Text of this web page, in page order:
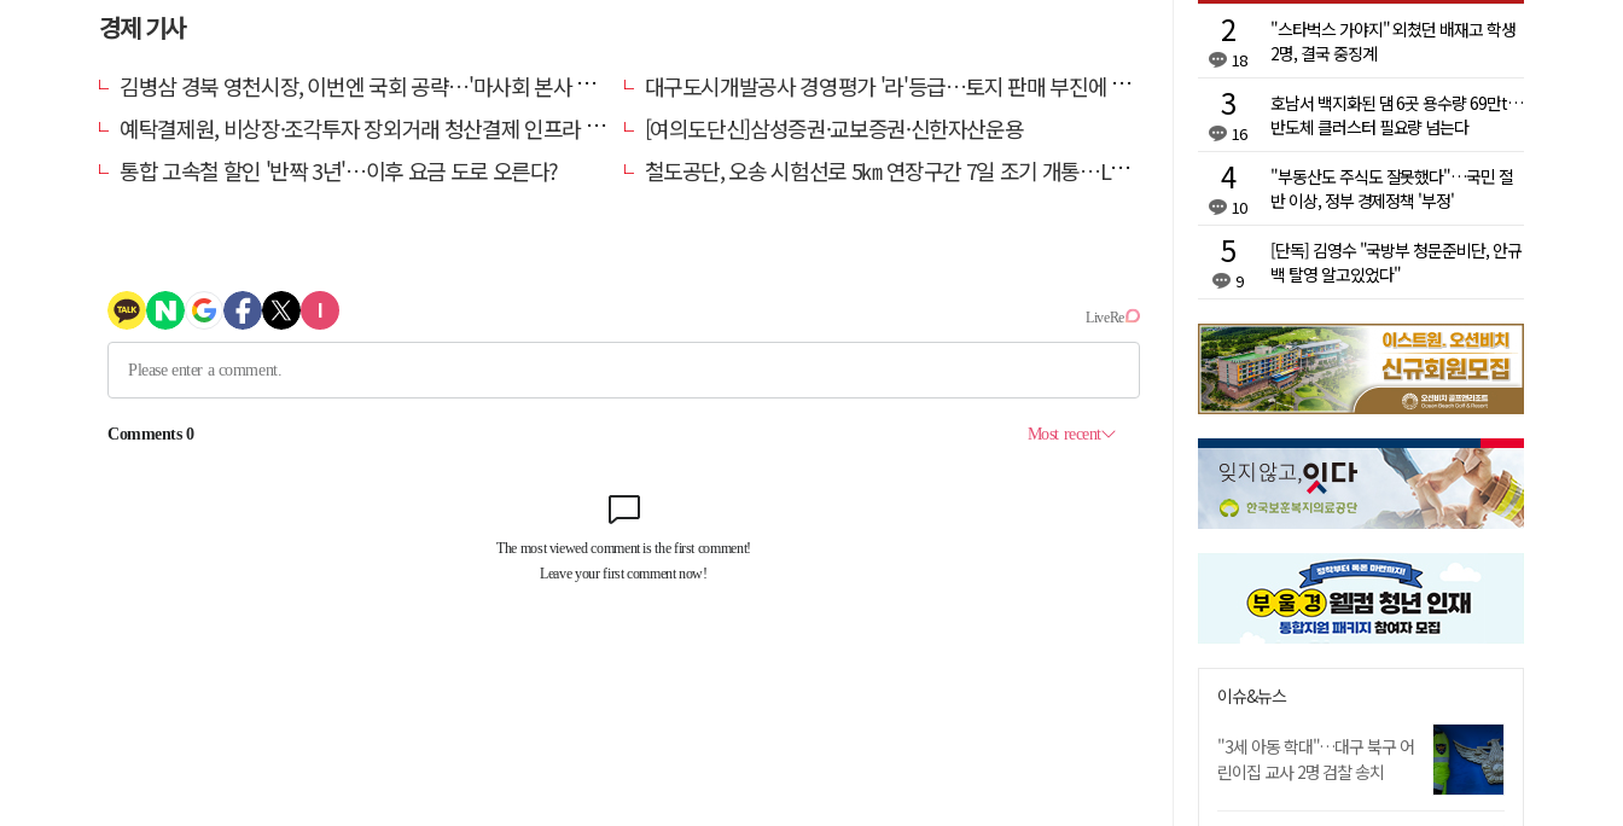
경제 기사
김병삼 경북 영천시장, 이번엔 국회 공략…'마사회 본사 이전·광역교통망 확충' 요청
대구도시개발공사 경영평가 '라'등급…토지 판매 부진에 1년 만에 두 단계 '뚝'
예탁결제원, 비상장·조각투자 장외거래 청산결제 인프라 구축 착수…연내 가동
[여의도단신]삼성증권·교보증권·신한자산운용
통합 고속철 할인 '반짝 3년'…이후 요금 도로 오른다?
철도공단, 오송 시험선로 5㎞ 연장구간 7일 조기 개통…LA 메트로 사업 지원
18
"스타벅스 가야지" 외쳤던 배재고 학생
2명, 결국 중징계
16
호남서 백지화된 댐 6곳 용수량 69만t…
반도체 클러스터 필요량 넘는다
10
"부동산도 주식도 잘못했다"…국민 절
반 이상, 정부 경제정책 '부정'
9
[단독] 김영수 "국방부 청문준비단, 안규
백 탈영 알고있었다"
이슈&뉴스
"3세 아동 학대"…대구 북구 어
린이집 교사 2명 검찰 송치